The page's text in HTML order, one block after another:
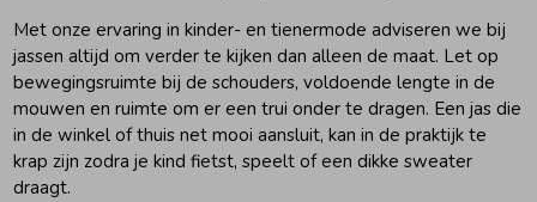
Met onze ervaring in kinder- en tienermode adviseren we bij
jassen altijd om verder te kijken dan alleen de maat. Let op
bewegingsruimte bij de schouders, voldoende lengte in de
mouwen en ruimte om er een trui onder te dragen. Een jas die
in de winkel of thuis net mooi aansluit, kan in de praktijk te
krap zijn zodra je kind fietst, speelt of een dikke sweater
draagt.